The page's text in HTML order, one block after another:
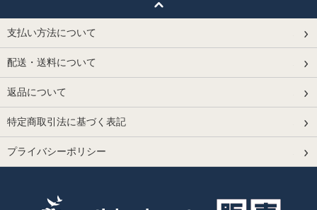
支払い方法について
配送・送料について
返品について
特定商取引法に基づく表記
プライバシーポリシー